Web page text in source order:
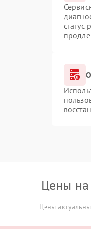
статус
Цены на
Цены